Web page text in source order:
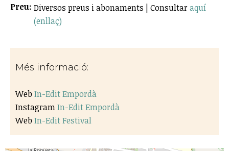
Preu: Diversos preus i abonaments | Consultaraquí
(enllaç)
Més informació:
WebIn-Edit Empordà
InstagramIn-Edit Empordà
WebIn-Edit Festival